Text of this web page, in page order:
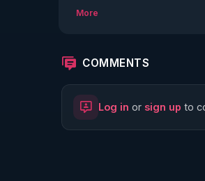
fin d'année. Cette fois ci
More
COMMENTS
Log in or sign up to